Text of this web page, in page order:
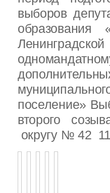
выборов
образования
поселение»
второго
округу № 42